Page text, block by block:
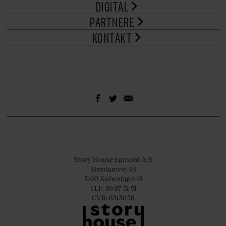
DIGITAL
PARTNERE
KONTAKT
Story House Egmont A/S
Strødamvej 46
2100 København Ø
TLF: 89 87 51 51
CVR: 83131128